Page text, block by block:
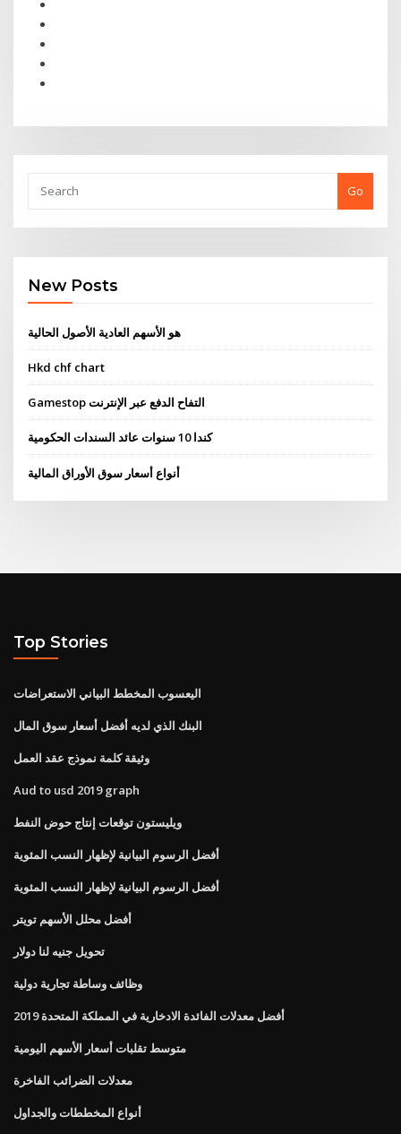
Go
New Posts
هو الأسهم العادية الأصول الحالية
Hkd chf chart
Gamestop التفاح الدفع عبر الإنترنت
كندا 10 سنوات عائد السندات الحكومية
أنواع أسعار سوق الأوراق المالية
Top Stories
اليعسوب المخطط البياني الاستعراضات
البنك الذي لديه أفضل أسعار سوق المال
وثيقة كلمة نموذج عقد العمل
Aud to usd 2019 graph
ويليستون توقعات إنتاج حوض النفط
أفضل الرسوم البيانية لإظهار النسب المئوية
أفضل الرسوم البيانية لإظهار النسب المئوية
أفضل محلل الأسهم تويتر
تحويل جنيه لنا دولار
وظائف وساطة تجارية دولية
أفضل معدلات الفائدة الادخارية في المملكة المتحدة 2019
متوسط ​​تقلبات أسعار الأسهم اليومية
معدلات الضرائب الفاخرة
أنواع المخططات والجداول